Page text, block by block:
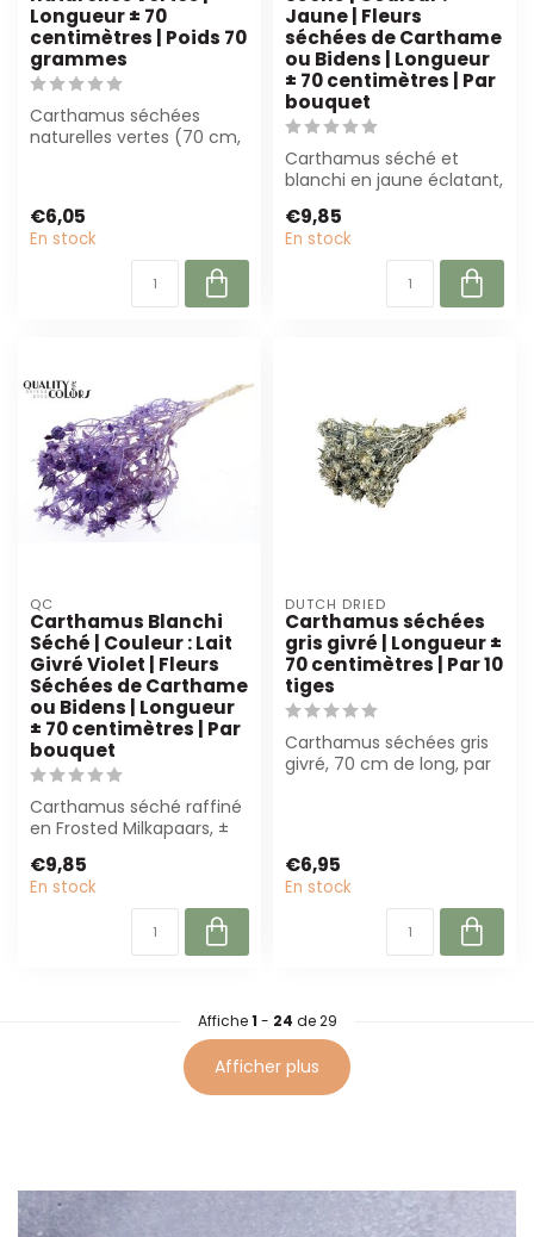
Longueur ± 70
centimètres | Poids 70
grammes
Carthamus séchées
naturelles vertes (70 cm,
€6,05
En stock
Jaune | Fleurs
séchées de Carthame
ou Bidens | Longueur
± 70 centimètres | Par
bouquet
Carthamus séché et
blanchi en jaune éclatant,
fleurist...
€9,85
En stock
QC
Carthamus Blanchi
Séché | Couleur : Lait
Givré Violet | Fleurs
Séchées de Carthame
ou Bidens | Longueur
± 70 centimètres | Par
bouquet
Carthamus séché raffiné
en Frosted Milkapaars, ±
fleuris...
€9,85
En stock
DUTCH DRIED
Carthamus séchées
gris givré | Longueur ±
70 centimètres | Par 10
tiges
Carthamus séchées gris
givré, 70 cm de long, par
€6,95
En stock
Affiche1 - 24 de 29
Afficher plus